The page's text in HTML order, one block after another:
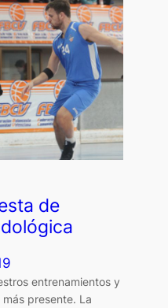
de
entrenamientos y
presente. La